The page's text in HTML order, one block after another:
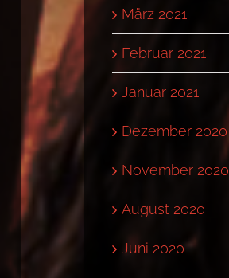
März 2021
Februar 2021
Januar 2021
Dezember 2020
November 2020
August 2020
Juni 2020